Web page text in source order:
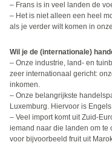
– Frans is in veel landen de
– Het is niet alleen een heel
als je verder wilt komen in
Wil je de (internationale)
– Onze industrie, land- en
zeer internationaal gericht:
inkomen.
– Onze belangrijkste
Luxemburg. Hiervoor is
– Veel import komt uit Zuid-
iemand naar die landen om
voor bijvoorbeeld fruit uit